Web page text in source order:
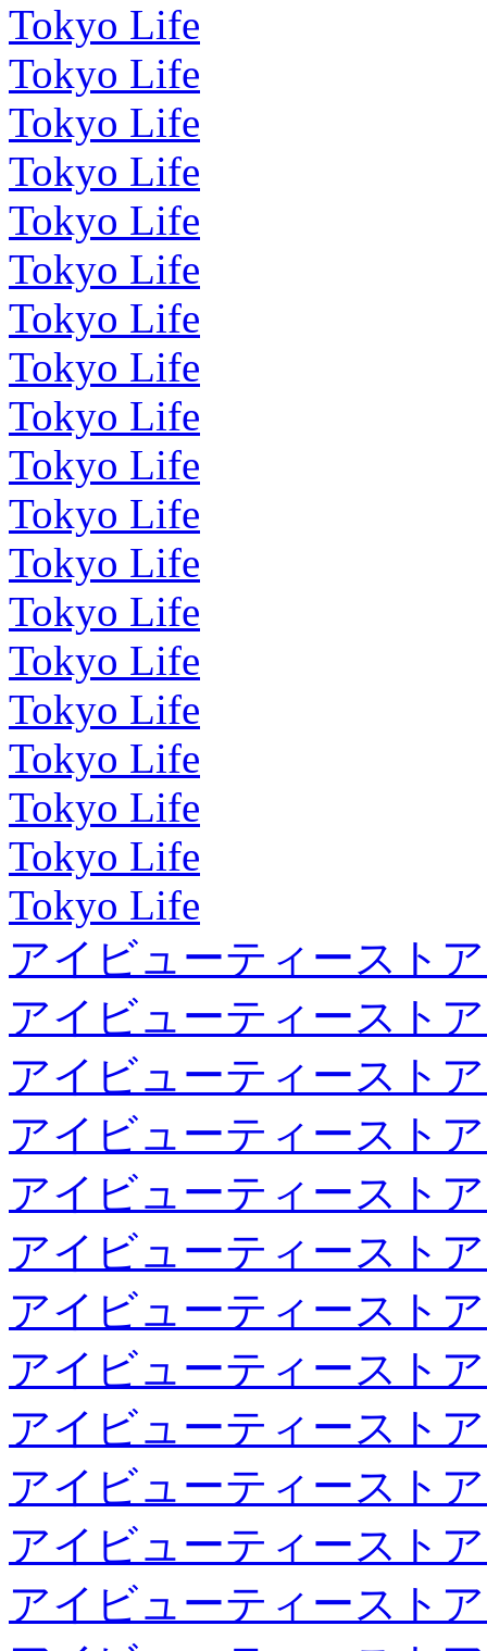
Tokyo Life
Tokyo Life
Tokyo Life
Tokyo Life
Tokyo Life
Tokyo Life
Tokyo Life
Tokyo Life
Tokyo Life
Tokyo Life
Tokyo Life
Tokyo Life
Tokyo Life
Tokyo Life
Tokyo Life
Tokyo Life
Tokyo Life
Tokyo Life
Tokyo Life
アイビューティースト
アイビューティースト
アイビューティースト
アイビューティースト
アイビューティースト
アイビューティースト
アイビューティースト
アイビューティースト
アイビューティースト
アイビューティースト
アイビューティースト
アイビューティースト